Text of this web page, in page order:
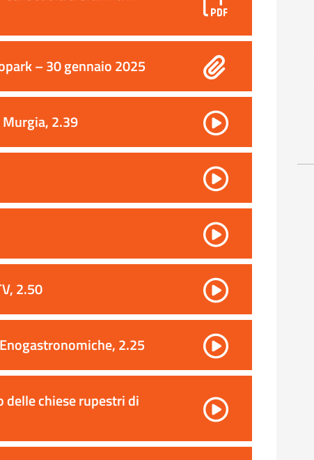
– 30 gennaio 2025
2.39
2.50
2.25
delle chiese rupestri di